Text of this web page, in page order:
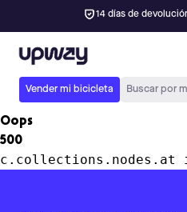
14 días de
Upway
Vender mi bicicleta Buscar por
Oops
500